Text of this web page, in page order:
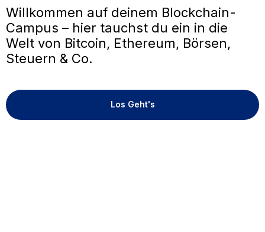
Willkommen auf deinem Blockchain-
Campus – hier tauchst du ein in die
Welt von Bitcoin, Ethereum, Börsen,
Steuern & Co.
Los Geht's